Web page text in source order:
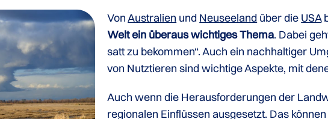
VonAustralien und Neuseeland über die USA
Welt ein überaus wichtiges Thema. Dabei
satt zu bekommen“. Auch ein nachhaltiger
von Nutztieren sind wichtige Aspekte, mit
Auch wenn die Herausforderungen der
regionalen Einflüssen ausgesetzt. Das